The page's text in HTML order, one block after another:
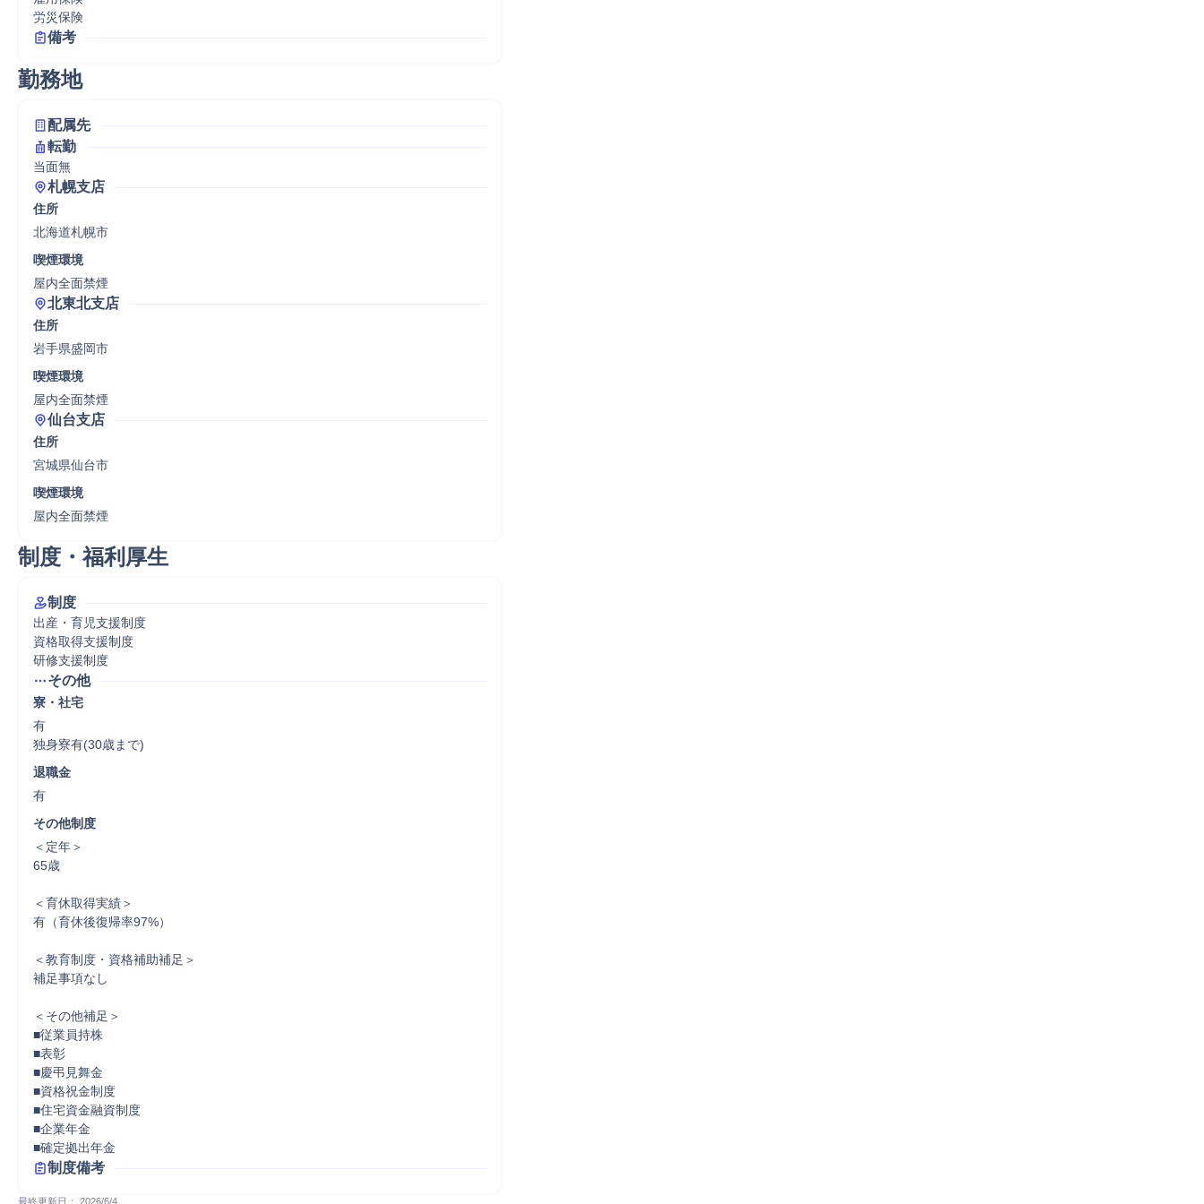
労災保険
備考
勤務地
配属先
転勤
当面無
札幌支店
住所
北海道札幌市
喫煙環境
屋内全面禁煙
北東北支店
住所
岩手県盛岡市
喫煙環境
屋内全面禁煙
仙台支店
住所
宮城県仙台市
喫煙環境
屋内全面禁煙
制度・福利厚生
制度
出産・育児支援制度
資格取得支援制度
研修支援制度
その他
寮・社宅
有
独身寮有(30歳まで)
退職金
有
その他制度
＜定年＞
65歳
＜育休取得実績＞
有（育休後復帰率97%）
＜教育制度・資格補助補足＞
補足事項なし
＜その他補足＞
■従業員持株
■表彰
■慶弔見舞金
■資格祝金制度
■住宅資金融資制度
■企業年金
■確定拠出年金
制度備考
最終更新日： 2026/6/4